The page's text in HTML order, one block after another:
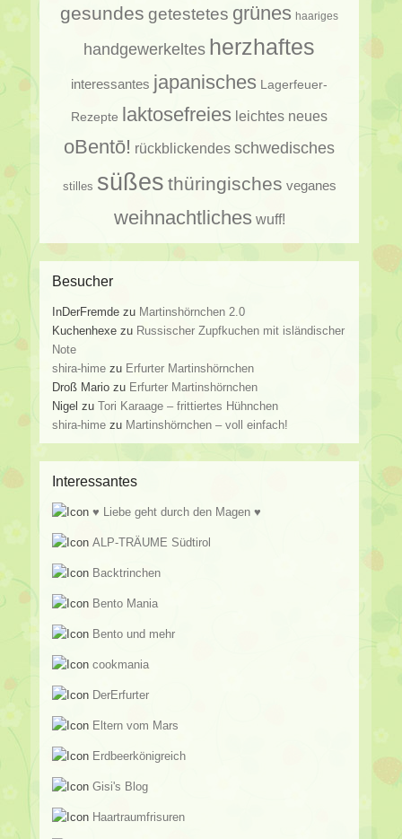
gesundes getestetes grünes haariges
handgewerkeltes herzhaftes
interessantes japanisches Lagerfeuer-
Rezepte laktosefreies leichtes neues
oBentō! rückblickendes schwedisches
stilles süßes thüringisches veganes
weihnachtliches wuff!
Besucher
InDerFremde zu Martinshörnchen 2.0
Kuchenhexe zu Russischer Zupfkuchen mit isländischer
Note
shira-hime zu Erfurter Martinshörnchen
Droß Mario zu Erfurter Martinshörnchen
Nigel zuTori Karaage – frittiertes Hühnchen
shira-hime zu Martinshörnchen – voll einfach!
Interessantes
♥ Liebe geht durch den Magen ♥
ALP-TRÄUME Südtirol
Backtrinchen
Bento Mania
Bento und mehr
cookmania
DerErfurter
Eltern vom Mars
Erdbeerkönigreich
Gisi's Blog
Haartraumfrisuren